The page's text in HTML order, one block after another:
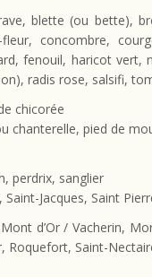
blette (ou bette),
concombre,
fenouil, haricot vert,
radis rose, salsifi,
chicorée
chanterelle, pied de
perdrix, sanglier
Jacques, Saint
d’Or / Vacherin,
Roquefort, Saint-